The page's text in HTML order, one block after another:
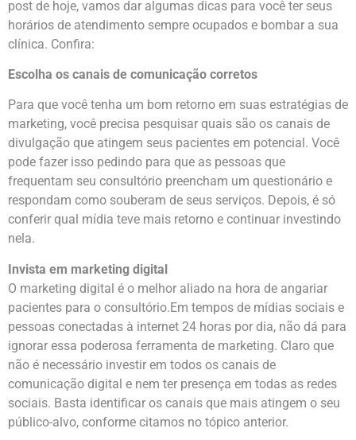
post de hoje, vamos dar algumas dicas para você ter seus
horários de atendimento sempre ocupados e bombar a sua
clínica. Confira:
Escolha os canais de comunicação corretos
Para que você tenha um bom retorno em suas estratégias de
marketing, você precisa pesquisar quais são os canais de
divulgação que atingem seus pacientes em potencial. Você
pode fazer isso pedindo para que as pessoas que
frequentam seu consultório preencham um questionário e
respondam como souberam de seus serviços. Depois, é só
conferir qual mídia teve mais retorno e continuar investindo
nela.
Invista em marketing digital
O marketing digital é o melhor aliado na hora de angariar
pacientes para o consultório.Em tempos de mídias sociais e
pessoas conectadas à internet 24 horas por dia, não dá para
ignorar essa poderosa ferramenta de marketing. Claro que
não é necessário investir em todos os canais de
comunicação digital e nem ter presença em todas as redes
sociais. Basta identificar os canais que mais atingem o seu
público-alvo, conforme citamos no tópico anterior.